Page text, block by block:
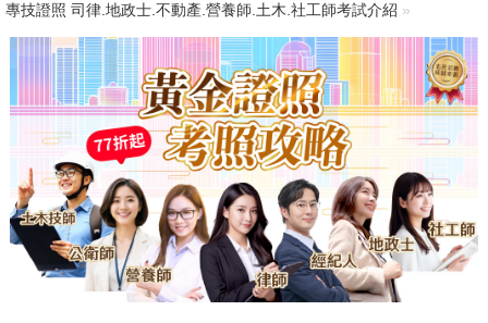
專技證照 司律.地政士.不動產.營養師.土木.社工師考試介紹 »